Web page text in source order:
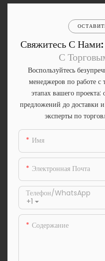
Свяжитесь С Нами:
С
Воспользуйтесь
менеджеров по работе
этапах вашего проекта:
предложений до доставки
эксперты по
Имя
Электронная Почта
+1
Телефон/WhatsApp
Содержание